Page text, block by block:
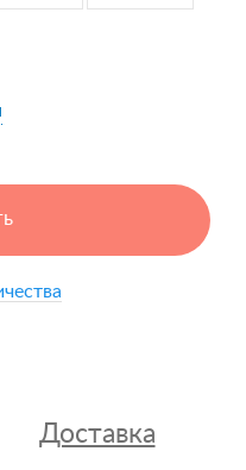
Доставка